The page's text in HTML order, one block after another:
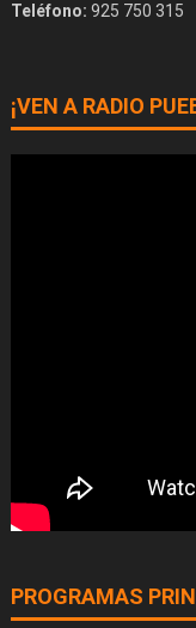
Teléfono: 925 750 315
¡VEN A RADIO
PROGRAMAS